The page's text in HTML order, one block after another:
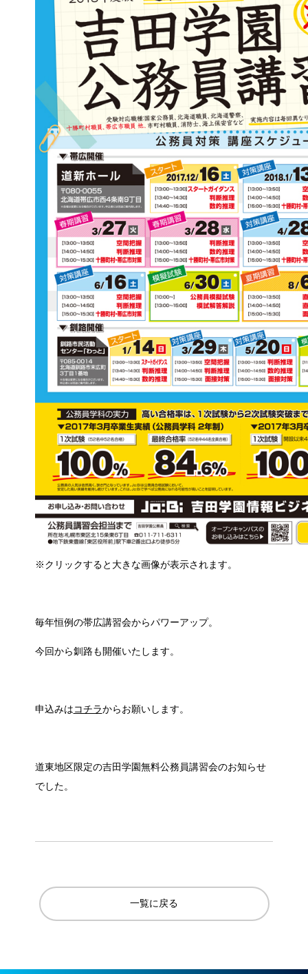
※クリックすると大きな画像が表示されます。
毎年恒例の帯広講習会からパワーアップ。
今回から釧路も開催いたします。
申込みは コチラからお願いします。
道東地区限定の吉田学園無料公務員講習会のお知らせ
でした。
一覧に戻る